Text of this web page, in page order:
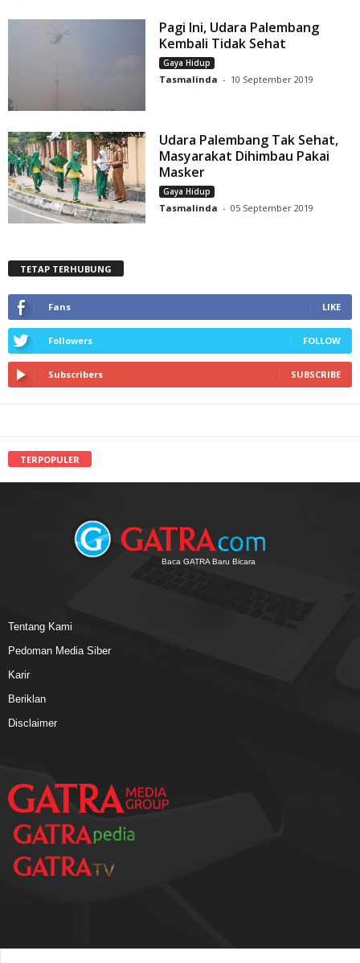
Pagi Ini, Udara Palembang
Kembali Tidak Sehat
Gaya Hidup
Tasmalinda - 10 September 2019
Udara Palembang Tak Sehat,
Masyarakat Dihimbau Pakai
Masker
Gaya Hidup
Tasmalinda - 05 September 2019
TETAP TERHUBUNG
Fans LIKE
Followers FOLLOW
Subscribers SUBSCRIBE
TERPOPULER
Baca GATRA Baru Bicara
Tentang Kami
Pedoman Media Siber
Karir
Beriklan
Disclaimer